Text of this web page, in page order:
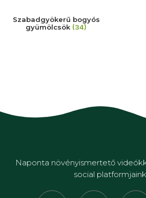
Szabadgyökerű bogyós
gyümölcsök (34)
Naponta növényismertető
social